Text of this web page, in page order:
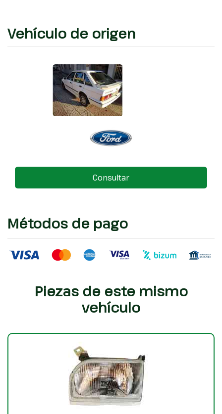
Vehículo de origen
Consultar
Métodos de pago
Piezas de este mismo
vehículo